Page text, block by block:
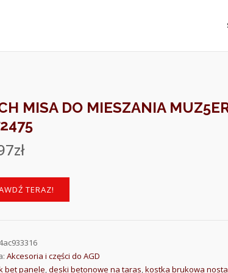
MISA DO MIESZANIA
zł
TERAZ!
Akcesoria i części do AGD
bet panele,deski betonowe na taras,kostka brukowa